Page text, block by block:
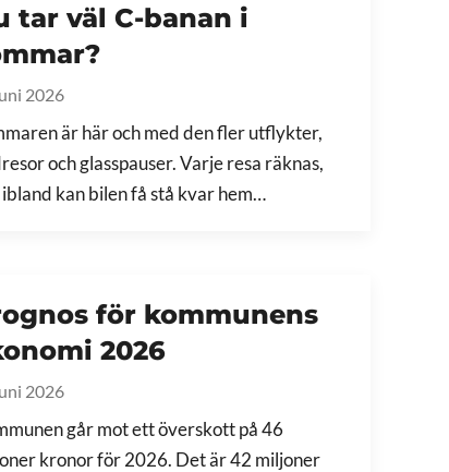
tar väl C-banan i
2026
är här och med den fler utflykter,
och glasspauser. Varje resa räknas,
ibland kan bilen få stå kvar hem…
för kommunens
2026
2026
går mot ett överskott på 46
kronor för 2026. Det är 42 miljoner